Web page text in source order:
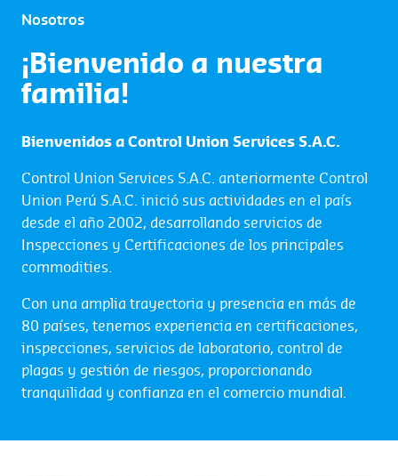
Nosotros
¡Bienvenido a nuestra
familia!
Bienvenidos a Control Union Services S.A.C.
Control Union Services S.A.C. anteriormente Control
Union Perú S.A.C. inició sus actividades en el país
desde el año 2002, desarrollando servicios de
Inspecciones y Certificaciones de los principales
commodities.
Con una amplia trayectoria y presencia en más de
80 países, tenemos experiencia en certificaciones,
inspecciones, servicios de laboratorio, control de
plagas y gestión de riesgos, proporcionando
tranquilidad y confianza en el comercio mundial.